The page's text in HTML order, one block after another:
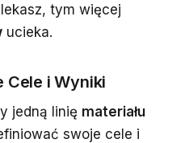
tym więcej
ucieka.
Cele i Wyniki
jedną linię materiału
swoje cele i